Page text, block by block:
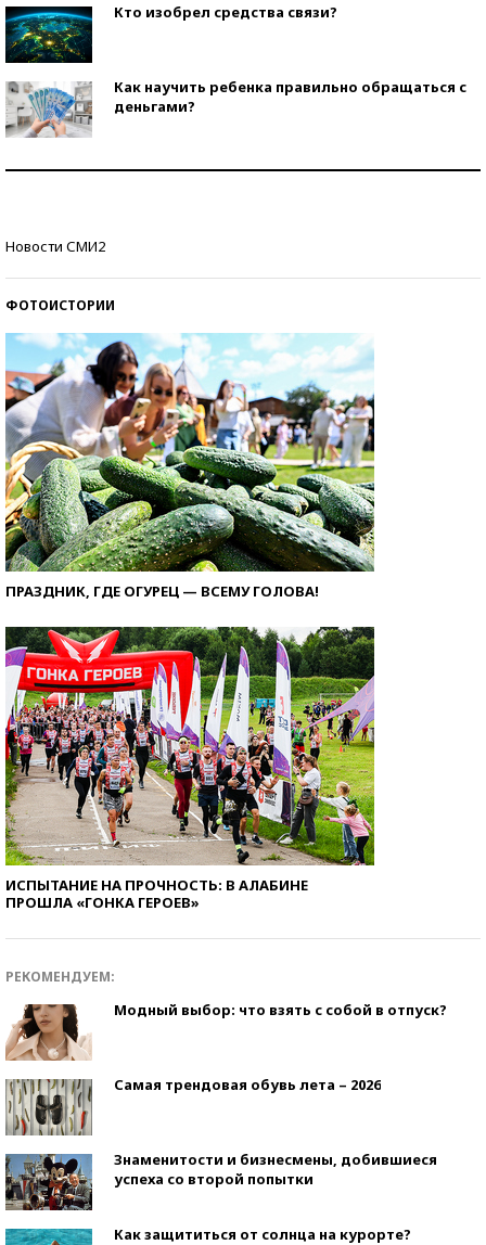
Кто изобрел средства связи?
Как научить ребенка правильно обращаться с
деньгами?
Новости СМИ2
ФОТОИСТОРИИ
ПРАЗДНИК, ГДЕ ОГУРЕЦ — ВСЕМУ ГОЛОВА!
ИСПЫТАНИЕ НА ПРОЧНОСТЬ: В АЛАБИНЕ
ПРОШЛА «ГОНКА ГЕРОЕВ»
РЕКОМЕНДУЕМ:
Модный выбор: что взять с собой в отпуск?
Самая трендовая обувь лета – 2026
Знаменитости и бизнесмены, добившиеся
успеха со второй попытки
Как защититься от солнца на курорте?